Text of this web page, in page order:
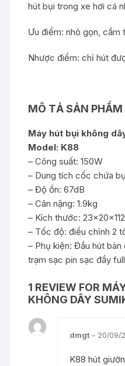
hút bụi trong xe hơi cá
Ưu điểm: nhỏ gọn, cầm
Nhược điểm: chỉ hút
MÔ TẢ SẢN PHẨM
Máy hút bụi không
Model: K88
– Công suất: 150W
– Dung tích cốc chứa
– Độ ồn: 67dB
– Cân nặng: 1.9kg
– Kích thước:
– Tốc độ: điều chỉnh 2
– Phụ kiện: Đầu hút
trạm sạc pin sạc đầy
1 REVIEW FOR
KHÔNG DÂY
dmgt– 20/09/
K88 hút